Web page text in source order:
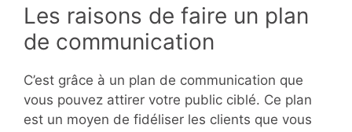
Les raisons de faire un plan
de communication
C’est grâce à un plan de communication que
vous pouvez attirer votre public ciblé. Ce plan
est un moyen de fidéliser les clients que vous